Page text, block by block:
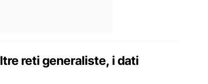
reti generaliste, i dati